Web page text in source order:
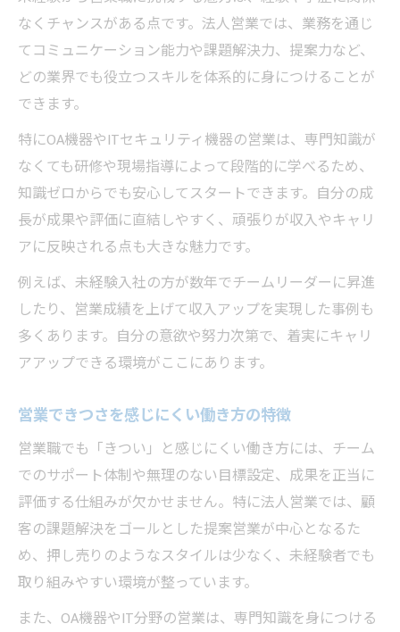
なくチャンスがある点です。法人営業では、業務を通じ
てコミュニケーション能力や課題解決力、提案力など、
どの業界でも役立つスキルを体系的に身につけることが
できます。
特にOA機器やITセキュリティ機器の営業は、専門知識が
なくても研修や現場指導によって段階的に学べるため、
知識ゼロからでも安心してスタートできます。自分の成
長が成果や評価に直結しやすく、頑張りが収入やキャリ
アに反映される点も大きな魅力です。
例えば、未経験入社の方が数年でチームリーダーに昇進
したり、営業成績を上げて収入アップを実現した事例も
多くあります。自分の意欲や努力次第で、着実にキャリ
アアップできる環境がここにあります。
営業できつさを感じにくい働き方の特徴
営業職でも「きつい」と感じにくい働き方には、チーム
でのサポート体制や無理のない目標設定、成果を正当に
評価する仕組みが欠かせません。特に法人営業では、顧
客の課題解決をゴールとした提案営業が中心となるた
め、押し売りのようなスタイルは少なく、未経験者でも
取り組みやすい環境が整っています。
また、OA機器やIT分野の営業は、専門知識を身につける